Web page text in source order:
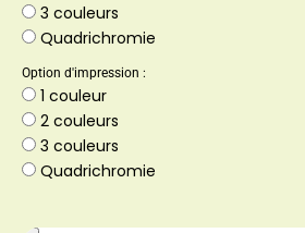
3 couleurs
Quadrichromie
Option d'impression :
1 couleur
2 couleurs
3 couleurs
Quadrichromie